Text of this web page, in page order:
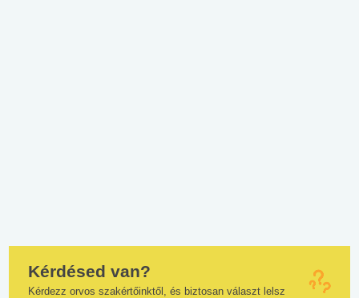
Kérdésed van?
Kérdezz orvos szakértőinktől, és biztosan választ lelsz